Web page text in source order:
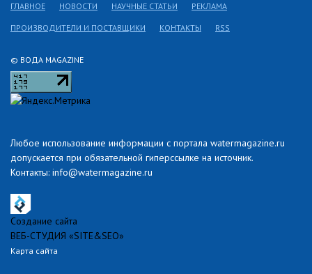
© ВОДА MAGAZINE
Любое использование информации с портала watermagazine.ru
допускается при обязательной гиперссылке на источник.
Контакты: info@watermagazine.ru
ГЛАВНОЕ НОВОСТИ НАУЧНЫЕ СТАТЬИ РЕКЛАМА
ПРОИЗВОДИТЕЛИ И ПОСТАВЩИКИ КОНТАКТЫ RSS
Создание сайта
ВЕБ-СТУДИЯ «SITE&SEO»
Карта сайта